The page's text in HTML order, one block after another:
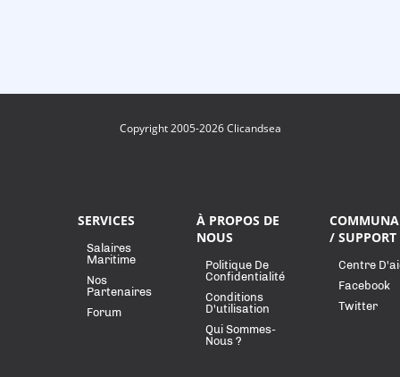
Copyright 2005-2026 Clicandsea
SERVICES
Salaires
Maritime
Nos
Partenaires
Forum
À PROPOS DE
NOUS
Politique De
Confidentialité
Conditions
D'utilisation
Qui Sommes-
Nous ?
/ SUPPORT
Centre
Facebook
Twitter